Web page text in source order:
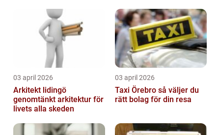
03 april 2026
Arkitekt lidingö
genomtänkt arkitektur för
livets alla skeden
03 april 2026
Taxi Örebro så väljer du
rätt bolag för din resa